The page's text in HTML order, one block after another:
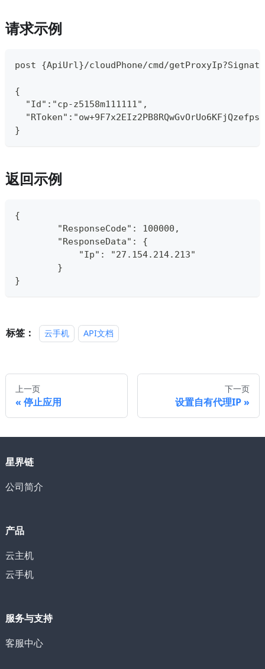
请求示例
post {ApiUrl}/cloudPhone/cmd/
{
  "Id":"cp-z5158m111111",
}
返回示例
{
        "ResponseCode": 100000,
        "ResponseData": {
            "Ip": "27.154.214.213"
        }
}
标签： 云手机 API文档
上一页
停止应用
下一页
设置自有代理IP
星界链
公司简介
产品
云主机
云手机
服务与支持
客服中心